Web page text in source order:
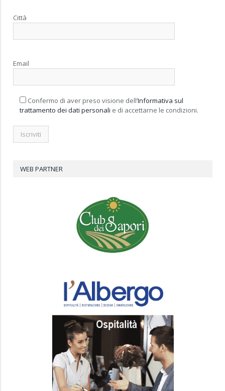
Città
Email
Confermo di aver preso visione dell’Informativa sul
trattamento dei dati personali e di accettarne le condizioni.
WEB PARTNER